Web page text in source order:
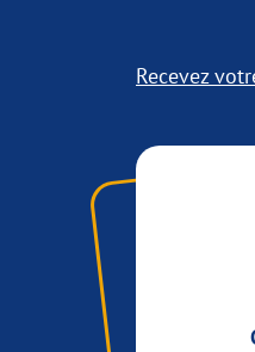
Recevez